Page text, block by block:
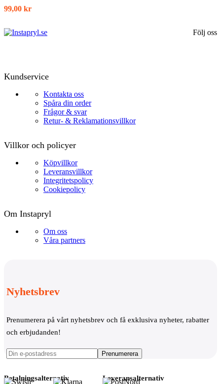
99,00 kr
Följ oss
Kundservice
Kontakta oss
Spåra din order
Frågor & svar
Retur- & Reklamationsvillkor
Villkor och policyer
Köpvillkor
Leveransvillkor
Integritetspolicy
Cookiepolicy
Om Instapryl
Om oss
Våra partners
Nyhetsbrev
Prenumerera på vårt nyhetsbrev och få exklusiva nyheter, rabatter
och erbjudanden!
Betalningsalternativ Leveransalternativ